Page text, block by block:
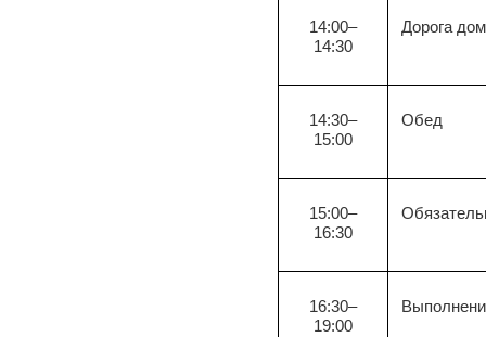
14:00–
14:30
Дорога
14:30–
15:00
Обед
15:00–
16:30
16:30–
19:00